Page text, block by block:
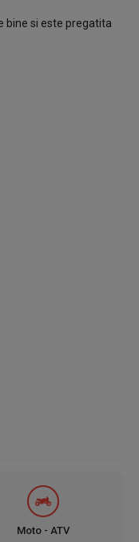
bine si este pregatita
ofer toate
Moto - ATV